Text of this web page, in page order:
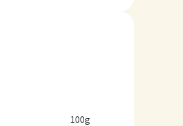
100g